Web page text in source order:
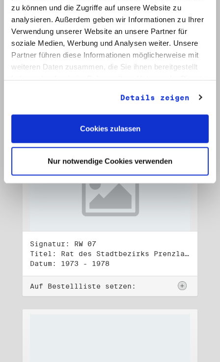
zu können und die Zugriffe auf unsere Website zu
analysieren. Außerdem geben wir Informationen zu Ihrer
Verwendung unserer Website an unsere Partner für
soziale Medien, Werbung und Analysen weiter. Unsere
Partner führen diese Informationen möglicherweise mit
weiteren Daten zusammen, die Sie ihnen bereitgestellt
Details zeigen
Cookies zulassen
Nur notwendige Cookies verwenden
Signatur: RW 06
Titel: Lebensdokumente
Datum: 1972 - 2001
Signatur: RW 07
Titel: Rat des Stadtbezirks Prenzlauer Berg in Berlin
Datum: 1973 - 1978
Auf Bestellliste setzen: